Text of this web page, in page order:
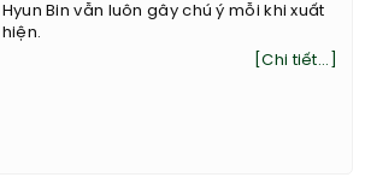
Hyun Bin vẫn luôn gây chú ý mỗi khi xuất
hiện.
[Chi tiết...]